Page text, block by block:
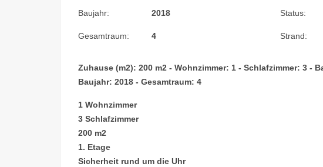
Baujahr: 2018 Status:
Gesamtraum: 4 Strand:
Zuhause (m2): 200 m2 - Wohnzimmer: 1 - Schlafzimmer: 3 -
Baujahr: 2018 - Gesamtraum: 4
1 Wohnzimmer
3 Schlafzimmer
200 m2
1. Etage
Sicherheit rund um die Uhr